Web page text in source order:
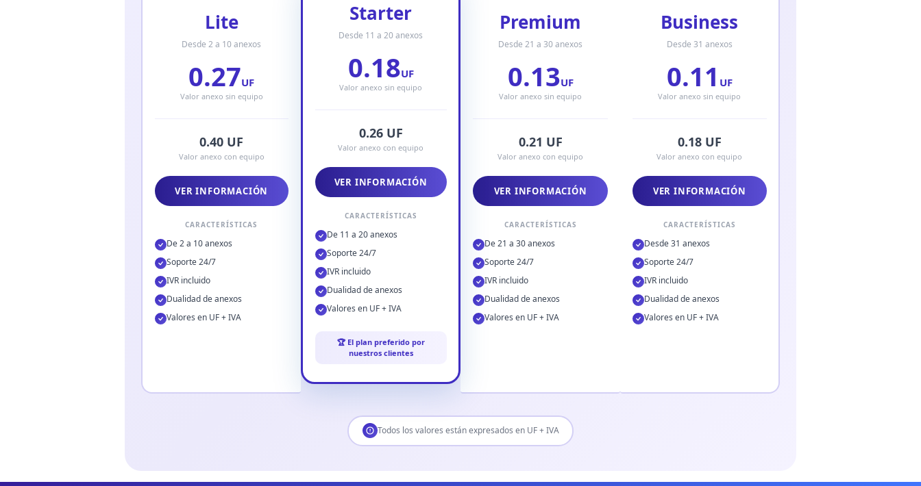
Lite
Desde 2 a 10 anexos
0.27UF
Valor anexo sin equipo
0.40 UF
Valor anexo con equipo
VER INFORMACIÓN
CARACTERÍSTICAS
De 2 a 10 anexos
Soporte 24/7
IVR incluido
Dualidad de anexos
Valores en UF + IVA
Starter
Desde 11 a 20 anexos
0.18UF
Valor anexo sin equipo
0.26 UF
Valor anexo con equipo
VER INFORMACIÓN
CARACTERÍSTICAS
De 11 a 20 anexos
Soporte 24/7
IVR incluido
Dualidad de anexos
Valores en UF + IVA
🏆 El plan preferido por
nuestros clientes
Premium
Desde 21 a 30 anexos
0.13UF
Valor anexo sin equipo
0.21 UF
Valor anexo con equipo
VER INFORMACIÓN
CARACTERÍSTICAS
De 21 a 30 anexos
Soporte 24/7
IVR incluido
Dualidad de anexos
Valores en UF + IVA
Business
Desde 31 anexos
0.11 UF
Valor anexo sin equipo
0.18 UF
Valor anexo con equipo
VER INFORMACIÓN
CARACTERÍSTICAS
Desde 31 anexos
Soporte 24/7
IVR incluido
Dualidad de anexos
Valores en UF + IVA
Todos los valores están expresados en UF + IVA